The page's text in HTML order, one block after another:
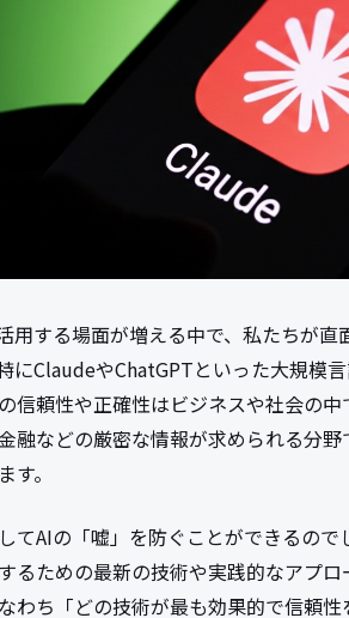
用する場面が増える中で、私たちが
にClaudeやChatGPTといった大規模
信頼性や正確性はビジネスや社会の
融などの厳密な情報が求められる分
す。
てAIの「嘘」を防ぐことができるの
るための最新の技術や実践的なアプ
わち「どの技術が最も効果的で信頼